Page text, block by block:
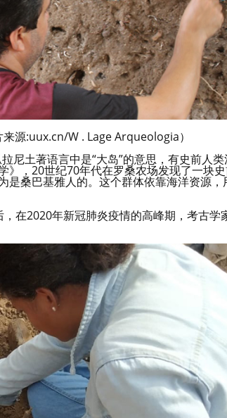
源:uux.cn/W . Lage Arqueologia）
尼土著语言中是“大岛”的意思，有史前人类
》，20世纪70年代在罗桑农场发现了一块
是桑巴基雅人的。这个群体依靠海洋资源，
在2020年新冠肺炎疫情的高峰期，考古学